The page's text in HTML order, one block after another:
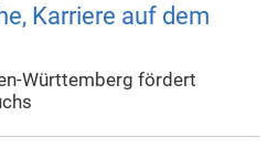
Karriere auf dem
Württemberg fördert